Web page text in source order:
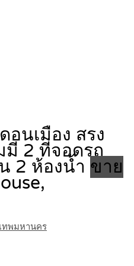
นเมือง สรง
มี 2 ที่จอดรถ
2 ห้องน้ำ ขาย
ทพมหานคร